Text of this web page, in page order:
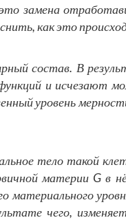
замена
как это
состав. В
и исчезают
уровень
тело такой
материи G в
материального
чего,